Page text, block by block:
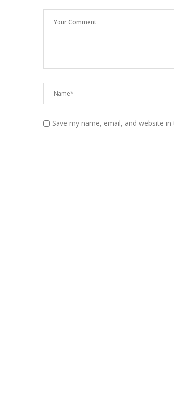
Save my name, email, and website